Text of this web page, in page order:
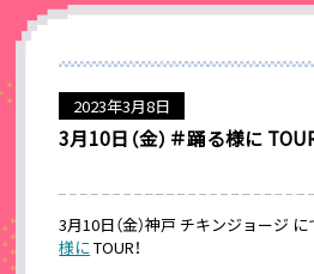
2023年3月8日
3月10日（金）＃踊る様に TOUR
3月10日（金）神戸 チキンジョージ
様にTOUR！